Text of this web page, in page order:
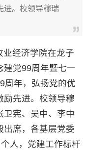
进。校领导穆瑞
经济学院在龙子
建党99周年暨七一
周年，弘扬党的优
励先进。校领导穆
卫宪、吴中、李中
出席，各基层党委
人，党建工作标杆